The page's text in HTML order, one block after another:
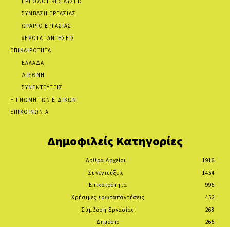
ΣΥΜΒΑΣΗ ΕΡΓΑΣΙΑΣ
ΩΡΑΡΙΟ ΕΡΓΑΣΙΑΣ
#ΕΡΩΤΑΠΑΝΤΗΣΕΙΣ
ΕΠΙΚΑΙΡΟΤΗΤΑ
ΕΛΛΑΔΑ
ΔΙΕΘΝΗ
ΣΥΝΕΝΤΕΥΞΕΙΣ
Η ΓΝΩΜΗ ΤΩΝ ΕΙΔΙΚΩΝ
ΕΠΙΚΟΙΝΩΝΙΑ
Δημοφιλείς Κατηγορίες
Άρθρα Αρχείου
1916
Συνεντεύξεις
1454
Επικαιρότητα
995
Χρήσιμες ερωταπαντήσεις
452
Σύμβαση Εργασίας
268
Δημόσιο
265